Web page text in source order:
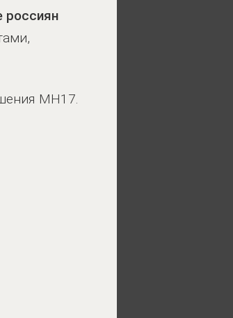
россиян
MH17.